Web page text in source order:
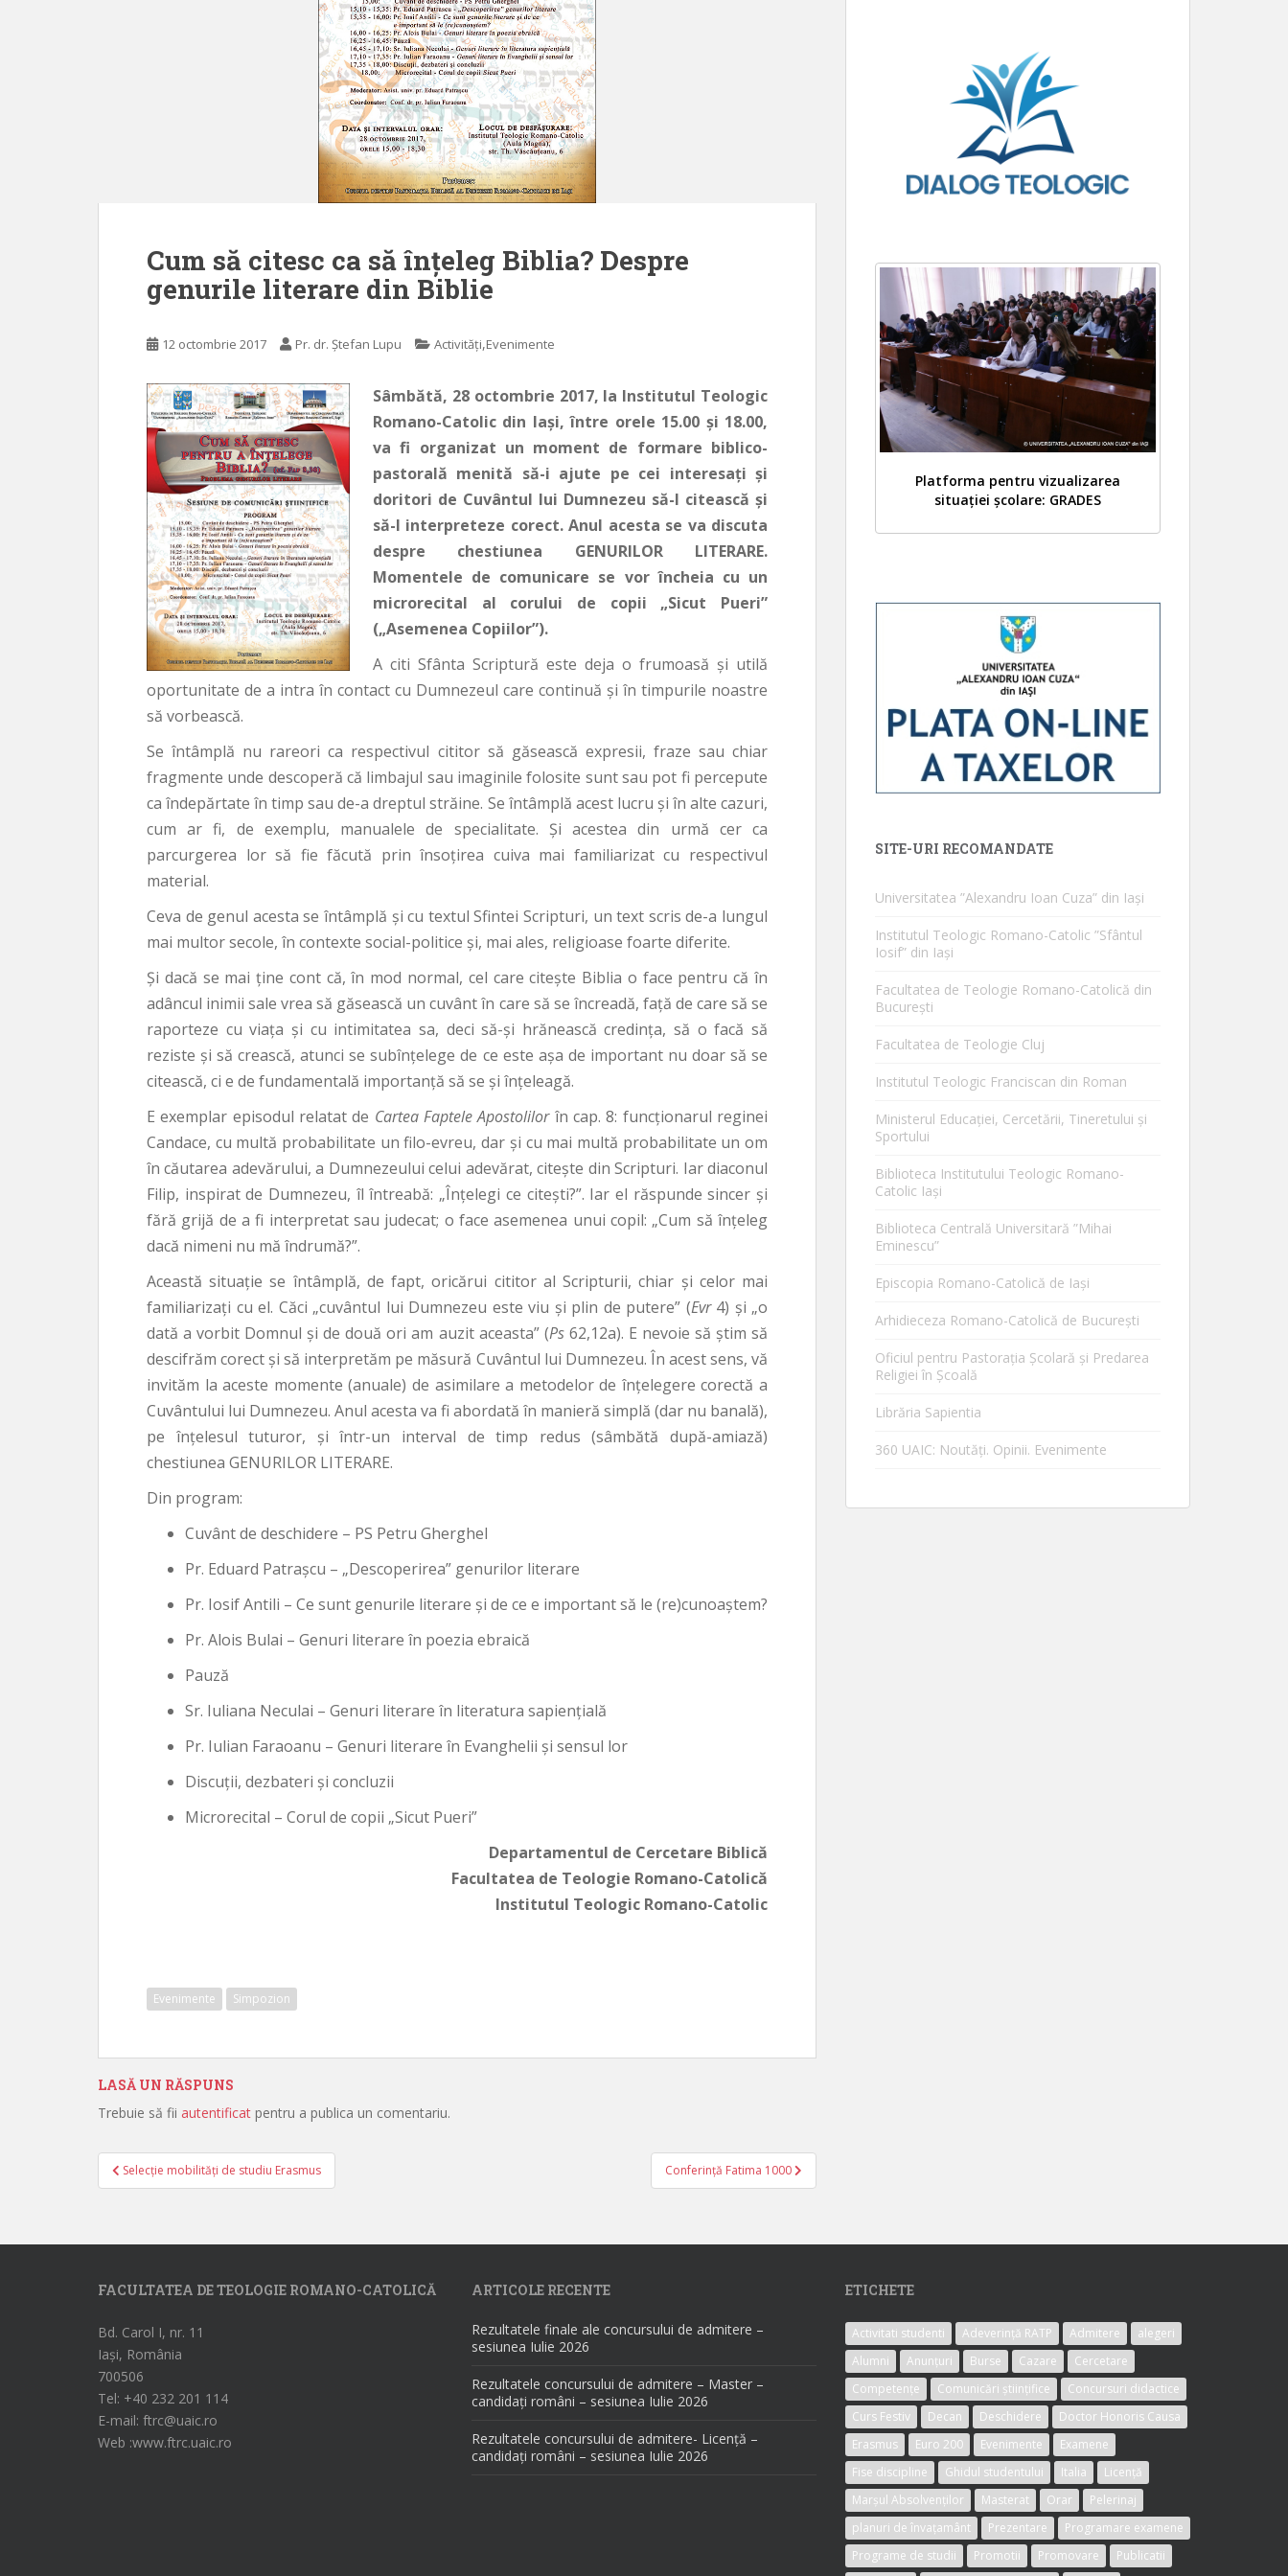
Cum să citesc ca să înţeleg Biblia? Despre
genurile literare din Biblie
12 octombrie 2017 Pr. dr. Ștefan Lupu Activități,Evenimente
Sâmbătă, 28 octombrie 2017, la Institutul Teologic
Romano-Catolic din Iaşi, între orele 15.00 şi 18.00,
va fi organizat un moment de formare biblico-
pastorală menită să-i ajute pe cei interesaţi şi
doritori de Cuvântul lui Dumnezeu să-l citească şi
să-l interpreteze corect. Anul acesta se va discuta
despre chestiunea GENURILOR LITERARE.
Momentele de comunicare se vor încheia cu un
microrecital al corului de copii „Sicut Pueri”
(„Asemenea Copiilor”).
A citi Sfânta Scriptură este deja o frumoasă şi utilă
oportunitate de a intra în contact cu Dumnezeul care continuă şi în timpurile noastre
să vorbească.
Se întâmplă nu rareori ca respectivul cititor să găsească expresii, fraze sau chiar
fragmente unde descoperă că limbajul sau imaginile folosite sunt sau pot fi percepute
ca îndepărtate în timp sau de-a dreptul străine. Se întâmplă acest lucru şi în alte cazuri,
cum ar fi, de exemplu, manualele de specialitate. Şi acestea din urmă cer ca
parcurgerea lor să fie făcută prin însoţirea cuiva mai familiarizat cu respectivul
material.
Ceva de genul acesta se întâmplă şi cu textul Sfintei Scripturi, un text scris de-a lungul
mai multor secole, în contexte social-politice şi, mai ales, religioase foarte diferite.
Şi dacă se mai ţine cont că, în mod normal, cel care citeşte Biblia o face pentru că în
adâncul inimii sale vrea să găsească un cuvânt în care să se încreadă, faţă de care să se
raporteze cu viaţa şi cu intimitatea sa, deci să-şi hrănească credinţa, să o facă să
reziste şi să crească, atunci se subînţelege de ce este aşa de important nu doar să se
citească, ci e de fundamentală importanţă să se şi înţeleagă.
E exemplar episodul relatat de Cartea Faptele Apostolilorîn cap. 8: funcţionarul reginei
Candace, cu multă probabilitate un filo-evreu, dar şi cu mai multă probabilitate un om
în căutarea adevărului, a Dumnezeului celui adevărat, citeşte din Scripturi. Iar diaconul
Filip, inspirat de Dumnezeu, îl întreabă: „Înţelegi ce citeşti?”. Iar el răspunde sincer şi
fără grijă de a fi interpretat sau judecat; o face asemenea unui copil: „Cum să înţeleg
dacă nimeni nu mă îndrumă?”.
Această situaţie se întâmplă, de fapt, oricărui cititor al Scripturii, chiar şi celor mai
familiarizaţi cu el. Căci „cuvântul lui Dumnezeu este viu şi plin de putere” (Evr4) şi „o
dată a vorbit Domnul şi de două ori am auzit aceasta” (Ps62,12a). E nevoie să ştim să
descifrăm corect şi să interpretăm pe măsură Cuvântul lui Dumnezeu. În acest sens, vă
invităm la aceste momente (anuale) de asimilare a metodelor de înţelegere corectă a
Cuvântului lui Dumnezeu. Anul acesta va fi abordată în manieră simplă (dar nu banală),
pe înţelesul tuturor, şi într-un interval de timp redus (sâmbătă după-amiază)
chestiunea GENURILOR LITERARE.
Din program:
Cuvânt de deschidere – PS Petru Gherghel
Pr. Eduard Patraşcu – „Descoperirea” genurilor literare
Pr. Iosif Antili – Ce sunt genurile literare şi de ce e important să le (re)cunoaştem?
Pr. Alois Bulai – Genuri literare în poezia ebraică
Pauză
Sr. Iuliana Neculai – Genuri literare în literatura sapienţială
Pr. Iulian Faraoanu – Genuri literare în Evanghelii şi sensul lor
Discuţii, dezbateri şi concluzii
Microrecital – Corul de copii „Sicut Pueri”
Departamentul de Cercetare Biblică
Facultatea de Teologie Romano-Catolică
Institutul Teologic Romano-Catolic
Evenimente Simpozion
LASĂ UN RĂSPUNS
Trebuie să fii autentificat pentru a publica un comentariu.
Navigare în articole
Selecție mobilități de studiu Erasmus Conferință Fatima 1000
Platforma pentru vizualizarea
situației școlare: GRADES
SITE-URI RECOMANDATE
Universitatea ”Alexandru Ioan Cuza” din Iaşi
Institutul Teologic Romano-Catolic ”Sfântul
Iosif” din Iaşi
Facultatea de Teologie Romano-Catolică din
Bucureşti
Facultatea de Teologie Cluj
Institutul Teologic Franciscan din Roman
Ministerul Educaţiei, Cercetării, Tineretului şi
Sportului
Biblioteca Institutului Teologic Romano-
Catolic Iaşi
Biblioteca Centrală Universitară ”Mihai
Eminescu”
Episcopia Romano-Catolică de Iaşi
Arhidieceza Romano-Catolică de Bucureşti
Oficiul pentru Pastorația Școlară și Predarea
Religiei în Școală
Librăria Sapientia
360 UAIC: Noutăţi. Opinii. Evenimente
FACULTATEA DE TEOLOGIE ROMANO-CATOLICĂ
Bd. Carol I, nr. 11
Iași, România
700506
Tel: +40 232 201 114
E-mail: ftrc@uaic.ro
Web :www.ftrc.uaic.ro
ARTICOLE RECENTE
Rezultatele finale ale concursului de admitere –
sesiunea Iulie 2026
Rezultatele concursului de admitere – Master –
candidați români – sesiunea Iulie 2026
Rezultatele concursului de admitere- Licență –
candidați români – sesiunea Iulie 2026
ETICHETE
Activitati studenti Adeverință RATP Admitere
alegeri
Alumni
Anunțuri Burse Cazare
Cercetare
Competențe
Comunicări științifice
Concursuri didactice
Curs Festiv
Decan Deschidere
Doctor Honoris Causa
Erasmus
Euro 200 Evenimente
Examene
Fise discipline
Ghidul studentului Italia
Licență
Marșul Absolvenților
Masterat Orar
Pelerinaj
planuri de învațamânt
Prezentare
Programare examene
Programe de studii
Promotii Promovare
Publicatii